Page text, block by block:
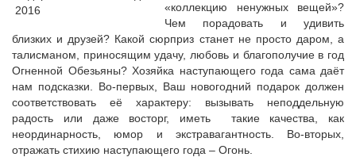
«коллекцию ненужных вещей»?
Чем порадовать и удивить
близких и друзей? Какой сюрприз станет не просто даром, а
талисманом, приносящим удачу, любовь и благополучие в год
Огненной Обезьяны? Хозяйка наступающего года сама даёт
нам подсказки. Во-первых, Ваш новогодний подарок должен
соответствовать её характеру: вызывать неподдельную
радость или даже восторг, иметь такие качества, как
неординарность, юмор и экстравагантность. Во-вторых,
отражать стихию наступающего года – Огонь.